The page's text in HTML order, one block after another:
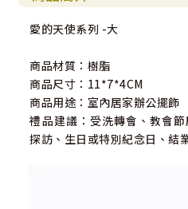
愛的天使系列 -大
商品材質：樹脂
商品尺寸：11*7*4CM
商品用途：室內居家辦公擺飾
禮品建議：受洗轉會、教會
探訪、生日或特別紀念日、結